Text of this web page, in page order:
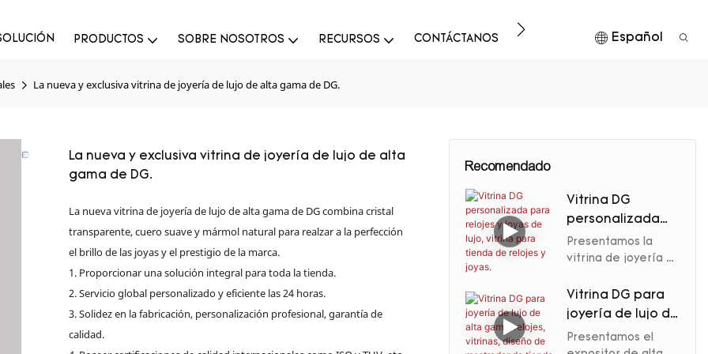
PRODUCTOS SOBRE NOSOTROS RECURSOS CONTÁCTANOS DESCARGAR Español
La nueva y exclusiva vitrina de joyería de lujo de alta gama de DG.
La nueva y exclusiva vitrina de joyería de lujo de alta
gama de DG.
La nueva vitrina de joyería de lujo de alta gama de DG combina cristal
transparente, cuero suave y mármol natural para realzar a la perfección
el brillo de las joyas y el prestigio de la marca.
1. Proporcionar una solución integral para toda la tienda.
2. Servicio global personalizado y eficiente las 24 horas.
3. Solidez en la fabricación, personalización profesional, garantía de
calidad.
Recomendado
Vitrina DG
personalizada
para relojes y
joyas de lujo,
tienda de relojes
y joyas.
Presentamos la
vitrina de joyería y
gama más vendida
de DG Display
Fabricada con
Vitrina DG para
joyería de lujo de
alta gama,
Presentamos el